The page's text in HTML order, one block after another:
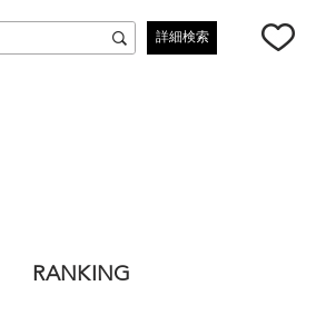
詳細検索
RANKING